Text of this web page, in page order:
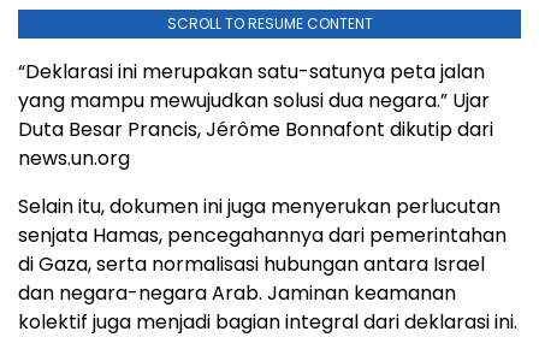
SCROLL TO RESUME CONTENT
“Deklarasi ini merupakan satu-satunya peta jalan
yang mampu mewujudkan solusi dua negara.” Ujar
Duta Besar Prancis, Jérôme Bonnafont dikutip dari
news.un.org
Selain itu, dokumen ini juga menyerukan perlucutan
senjata Hamas, pencegahannya dari pemerintahan
di Gaza, serta normalisasi hubungan antara Israel
dan negara-negara Arab. Jaminan keamanan
kolektif juga menjadi bagian integral dari deklarasi ini.